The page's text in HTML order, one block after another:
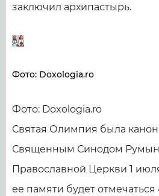
заключил архипастырь.
Фото: Doxologia.ro
Фото: Doxologia.ro
Святая Олимпия была
Священным Синодом
Православной Церкви 1
ее памяти будет